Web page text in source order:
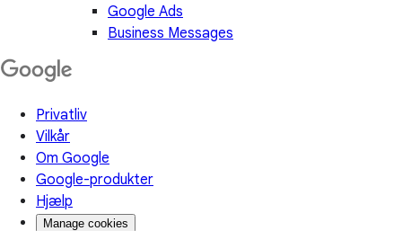
Google Ads
Business Messages
Privatliv
Vilkår
Om Google
Google-produkter
Hjælp
Manage cookies